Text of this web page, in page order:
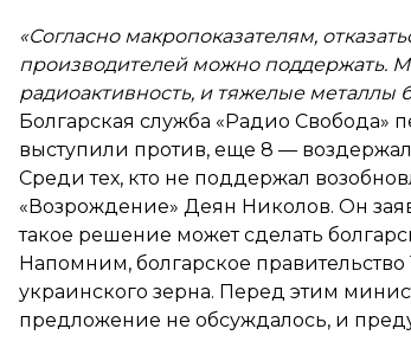
«Согласно макропоказателям,
производителей можно поддержать.
радиоактивность, и тяжелые металлы
Болгарская служба «Радио Свобода»
выступили против, еще 8 —
Среди тех, кто не поддержал
«Возрождение» Деян Николов. Он
такое решение может сделать
Напомним, болгарское правительство
украинского зерна. Перед этим
предложение не обсуждалось, и